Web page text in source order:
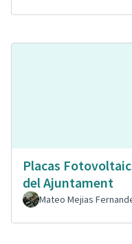
Placas
del Ajuntament
Mateo Mejias